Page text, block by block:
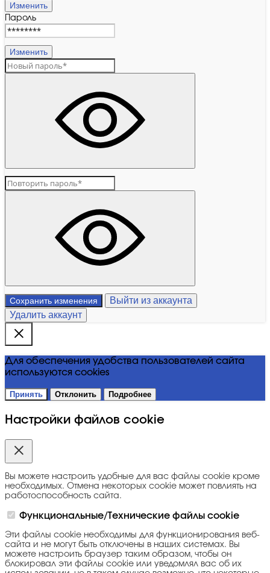
Изменить
Пароль
Изменить
Сохранить изменения
Выйти из аккаунта
Удалить аккаунт
Для обеспечения удобства пользователей сайта
используются cookies
Принять Отклонить Подробнее
Настройки файлов cookie
Вы можете настроить удобные для вас файлы cookie кроме
необходимых. Отмена некоторых cookie может повлиять на
работоспособность сайта.
Функциональные/Технические файлы cookie
Эти файлы cookie необходимы для функционирования веб-
сайта и не могут быть отключены в наших системах. Вы
можете настроить браузер таким образом, чтобы он
блокировал эти файлы cookie или уведомлял вас об их